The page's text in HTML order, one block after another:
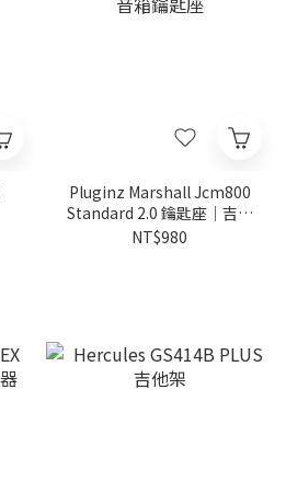
Pluginz Marshall Jcm800
Standard 2.0 鑰匙座｜吉他
音箱鑰匙座
NT$980